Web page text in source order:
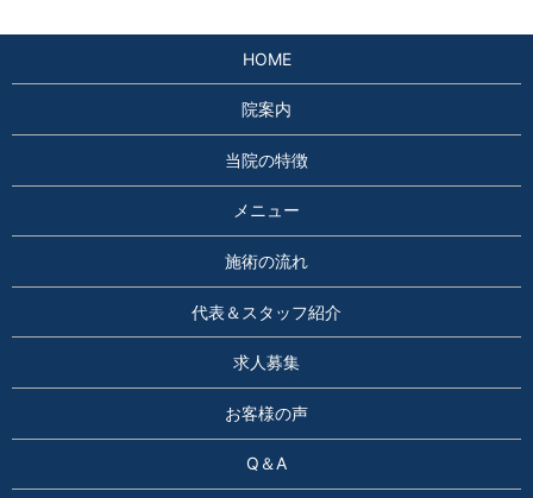
HOME
院案内
当院の特徴
メニュー
施術の流れ
代表＆スタッフ紹介
求人募集
お客様の声
Q＆A